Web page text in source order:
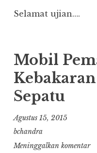
Selamat ujian….
Mobil
Sepatu
Agustus 15, 2015
bchandra
Meninggalkan komentar